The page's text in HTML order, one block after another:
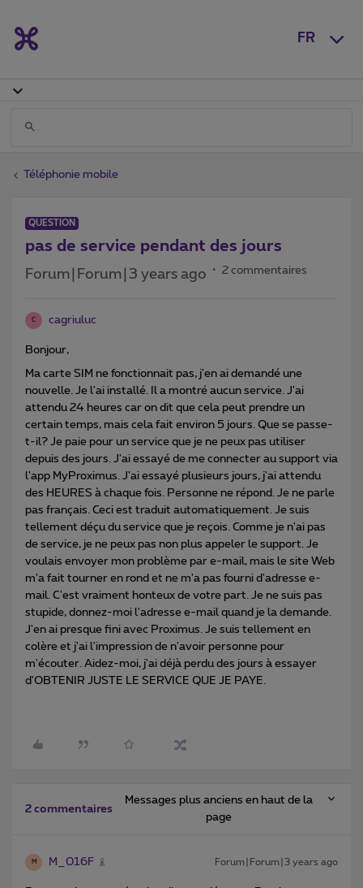
FR
Téléphonie mobile
QUESTION
pas de service pendant des jours
Forum|Forum|3 years ago 2 commentaires
C cagriuluc
Bonjour,
Ma carte SIM ne fonctionnait pas, j'en ai demandé une
nouvelle. Je l'ai installé. Il a montré aucun service. J'ai
attendu 24 heures car on dit que cela peut prendre un
certain temps, mais cela fait environ 5 jours. Que se passe-
t-il? Je paie pour un service que je ne peux pas utiliser
depuis des jours. J'ai essayé de me connecter au support via
l'app MyProximus. J'ai essayé plusieurs jours, j'ai attendu
des HEURES à chaque fois. Personne ne répond. Je ne parle
pas français. Ceci est traduit automatiquement. Je suis
tellement déçu du service que je reçois. Comme je n'ai pas
de service, je ne peux pas non plus appeler le support. Je
voulais envoyer mon problème par e-mail, mais le site Web
m'a fait tourner en rond et ne m'a pas fourni d'adresse e-
mail. C'est vraiment honteux de votre part. Je ne suis pas
stupide, donnez-moi l'adresse e-mail quand je la demande.
J'en ai presque fini avec Proximus. Je suis tellement en
colère et j'ai l'impression de n'avoir personne pour
m'écouter. Aidez-moi, j'ai déjà perdu des jours à essayer
d'OBTENIR JUSTE LE SERVICE QUE JE PAYE.
2 commentaires
Messages plus anciens en haut de la
page
M M_016F Forum|Forum|3 years ago